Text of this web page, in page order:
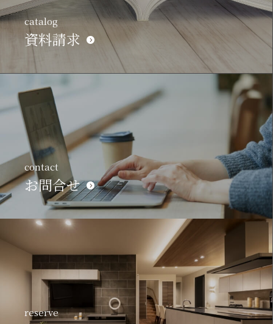
catalog
資料請求
contact
お問合せ
reserve